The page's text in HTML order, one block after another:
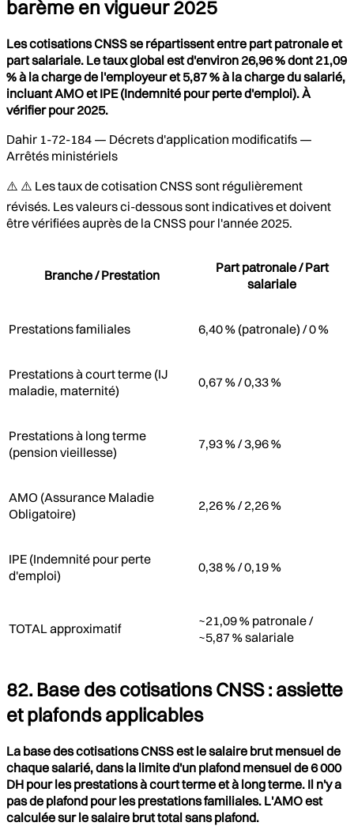
barème en vigueur 2025
Les cotisations CNSS se répartissent entre part patronale et
part salariale. Le taux global est d'environ 26,96 % dont 21,09
% à la charge de l'employeur et 5,87 % à la charge du salarié,
incluant AMO et IPE (Indemnité pour perte d'emploi). À
vérifier pour 2025.
Dahir 1-72-184 — Décrets d'application modificatifs —
Arrêtés ministériels
⚠️ ⚠️ Les taux de cotisation CNSS sont régulièrement
révisés. Les valeurs ci-dessous sont indicatives et doivent
être vérifiées auprès de la CNSS pour l'année 2025.
Branche / Prestation
Part patronale / Part
salariale
Prestations familiales 6,40 % (patronale) / 0 %
Prestations à court terme (IJ
maladie, maternité)
0,67 % / 0,33 %
Prestations à long terme
(pension vieillesse)
7,93 % / 3,96 %
AMO (Assurance Maladie
Obligatoire)
2,26 % / 2,26 %
IPE (Indemnité pour perte
d'emploi)
0,38 % / 0,19 %
TOTAL approximatif
~21,09 % patronale /
~5,87 % salariale
82. Base des cotisations CNSS : assiette
et plafonds applicables
La base des cotisations CNSS est le salaire brut mensuel de
chaque salarié, dans la limite d'un plafond mensuel de 6 000
DH pour les prestations à court terme et à long terme. Il n'y a
pas de plafond pour les prestations familiales. L'AMO est
calculée sur le salaire brut total sans plafond.